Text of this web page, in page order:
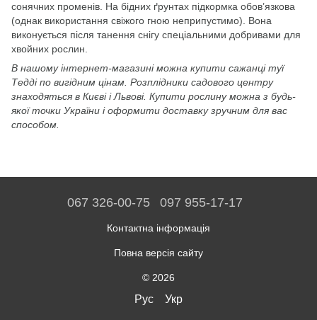
сонячних променів. На бідних ґрунтах підкормка обов’язкова
(однак використання свіжого гною неприпустимо). Вона
виконується після танення снігу спеціальними добривами для
хвойних рослин.
В нашому інтернет-магазині можна купити сажанці туї
Тедді по вигідним цінам. Розплідники садового центру
знаходяться в Києві і Львові. Купити рослину можна з будь-
якої точки України і оформити доставку зручним для вас
способом.
067 326-00-75 097 955-17-17
Контактна інформація
Повна версія сайту
© 2026
Рус Укр